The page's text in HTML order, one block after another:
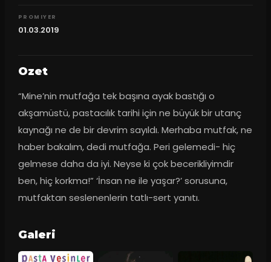
PROMIYER
01.03.2019
Ozet
“Mine’nin mutfağa tek başına ayak bastığı o
akşamüstü, pastacılık tarihi için ne büyük bir utanç
kaynağı ne de bir devrim sayıldı. Merhaba mutfak, ne
haber bakalım, dedi mutfağa. Peri gelemedi- hiç
gelmese daha da iyi. Neyse ki çok becerikliyimdir
ben, hiç korkma!” ‘İnsan ne ile yaşar?’ sorusuna,
mutfaktan seslenenlerin tatlı-sert yanıtı.
Galeri